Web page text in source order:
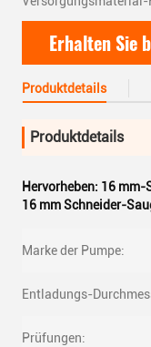
Erhalten Sie
Produktdetails
Produktdetails
Hervorheben: 16 mm-
16 mm Schneider-
Marke der Pumpe:
Entladungs-
Prüfungen: